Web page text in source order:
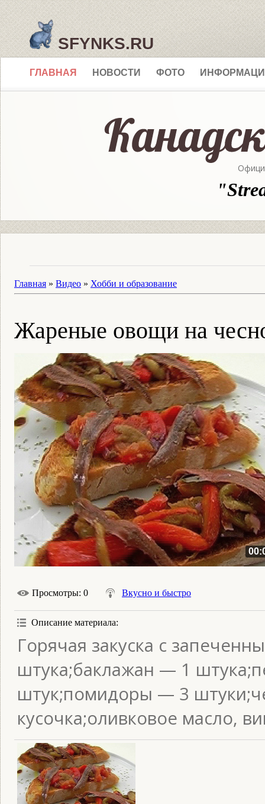
SFYNKS.RU
ГЛАВНАЯ НОВОСТИ ФОТО
Главная » Видео » Хобби и образование
Жареные овощи на
Просмотры: 0 Вкусно и быстро
Описание материала:
Горячая закуска с
штука;баклажан — 1
штук;помидоры — 3
кусочка;оливковое масло,